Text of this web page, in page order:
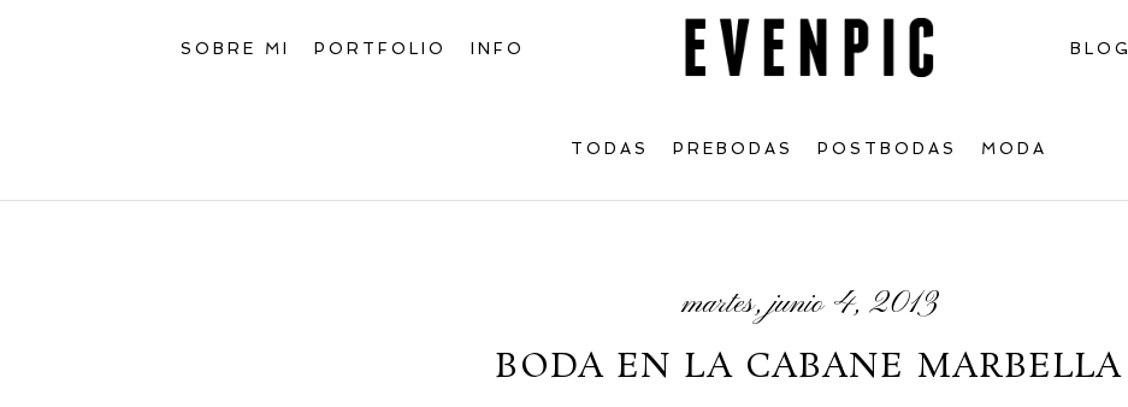
SOBRE MI PORTFOLIO INFO BLOG
TODAS PREBODAS POSTBODAS MODA
martes, junio 4, 2013
BODA EN LA CABANE MARBELLA